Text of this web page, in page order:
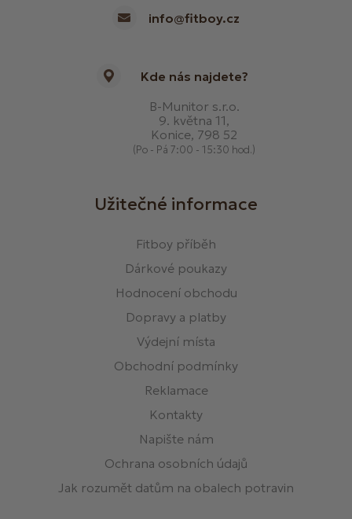
info@fitboy.cz
Kde nás najdete?
B-Munitor s.r.o.
9. května 11,
Konice, 798 52
(Po - Pá 7:00 - 15:30 hod.)
Užitečné informace
Fitboy příběh
Dárkové poukazy
Hodnocení obchodu
Dopravy a platby
Výdejní místa
Obchodní podmínky
Reklamace
Kontakty
Napište nám
Ochrana osobních údajů
Jak rozumět datům na obalech potravin